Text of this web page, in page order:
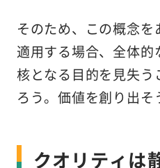
そのため、この概念
適用する場合、全体的
核となる目的を見失
ろう。価値を創り出そ
クオリティは